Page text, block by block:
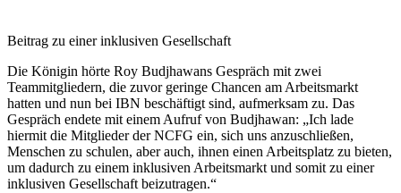
Beitrag zu einer inklusiven Gesellschaft
Die Königin hörte Roy Budjhawans Gespräch mit zwei
Teammitgliedern, die zuvor geringe Chancen am Arbeitsmarkt
hatten und nun bei IBN beschäftigt sind, aufmerksam zu. Das
Gespräch endete mit einem Aufruf von Budjhawan: „Ich lade
hiermit die Mitglieder der NCFG ein, sich uns anzuschließen,
Menschen zu schulen, aber auch, ihnen einen Arbeitsplatz zu bieten,
um dadurch zu einem inklusiven Arbeitsmarkt und somit zu einer
inklusiven Gesellschaft beizutragen.“